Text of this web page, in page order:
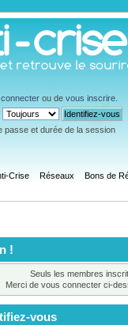
ou de vous inscrire
passe et durée de la session
Crise Réseaux Bons de
!
Seuls les membres
Merci de vous connecter ci-
vous